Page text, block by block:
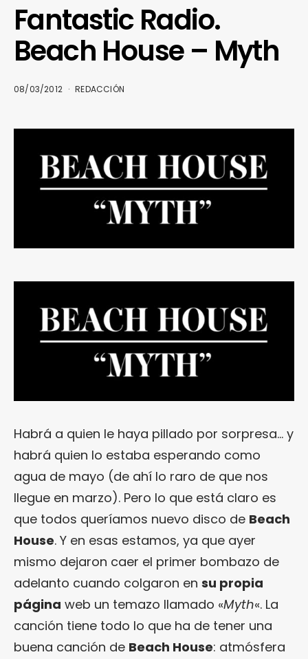
Fantastic Radio.
Beach House – Myth
08/03/2012 REDACCIÓN
Habrá a quien le haya pillado por sorpresa… y
habrá quien lo estaba esperando como
agua de mayo (de ahí lo raro de que nos
llegue en marzo). Pero lo que está claro es
que todos queríamos nuevo disco de Beach
House. Y en esas estamos, ya que ayer
mismo dejaron caer el primer bombazo de
adelanto cuando colgaron en su propia
página web un temazo llamado «Myth«. La
canción tiene todo lo que ha de tener una
buena canción de Beach House: atmósfera